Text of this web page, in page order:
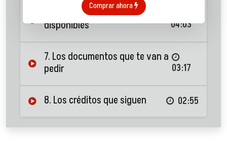
6. Compara los productos
disponibles
04:03
7. Los documentos que te van a
pedir
03:17
8. Los créditos que siguen 02:55
Comprar ahora